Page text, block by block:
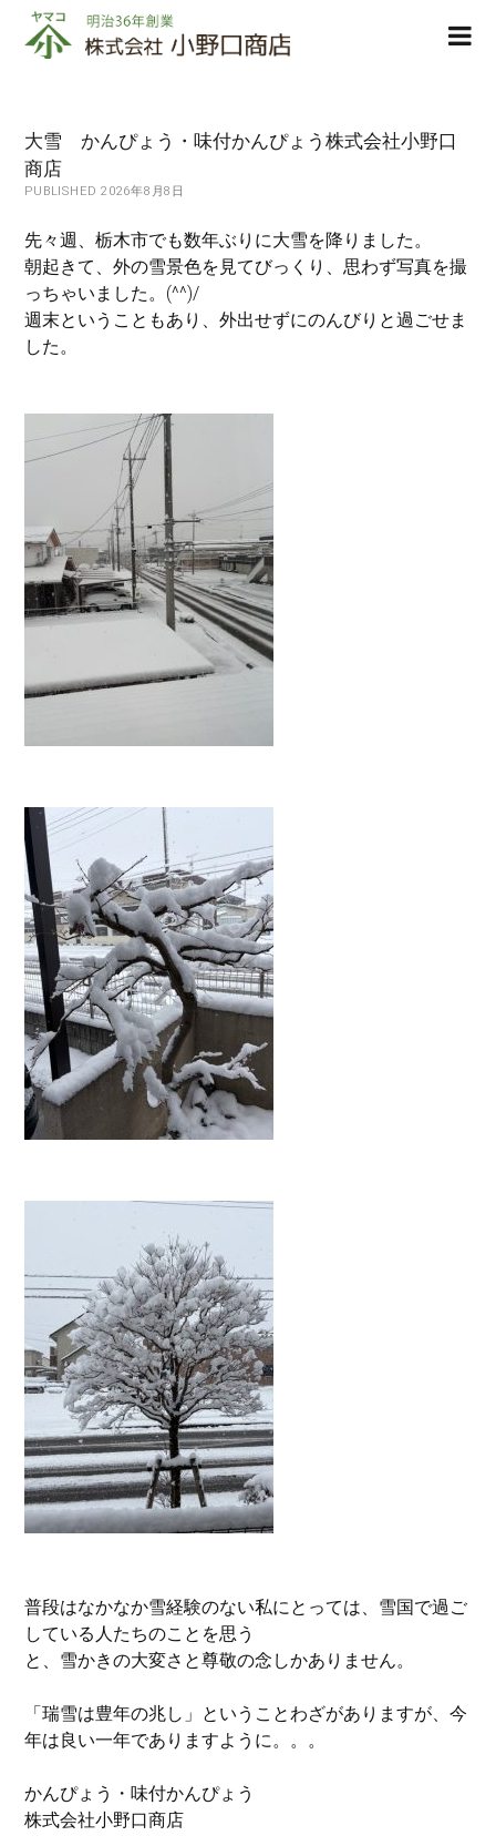
株
式
小
野
口
店
大雪 かんぴょう・味付かんぴょう株式会社小野口
商店
PUBLISHED 2026年8月8日
先々週、栃木市でも数年ぶりに大雪を降りました。
朝起きて、外の雪景色を見てびっくり、思わず写真を撮
っちゃいました。(^^)/
週末ということもあり、外出せずにのんびりと過ごせま
した。
普段はなかなか雪経験のない私にとっては、雪国で過ご
している人たちのことを思う
と、雪かきの大変さと尊敬の念しかありません。
「瑞雪は豊年の兆し」ということわざがありますが、今
年は良い一年でありますように。。。
かんぴょう・味付かんぴょう
株式会社小野口商店